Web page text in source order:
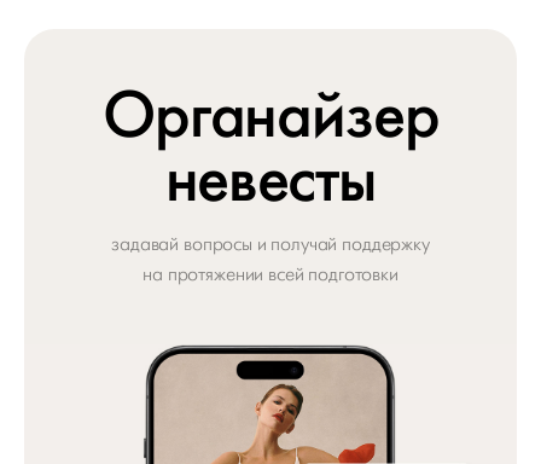
Органайзер
невесты
задавай вопросы и получай поддержку
на протяжении всей подготовки